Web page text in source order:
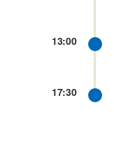
13:00
17:30